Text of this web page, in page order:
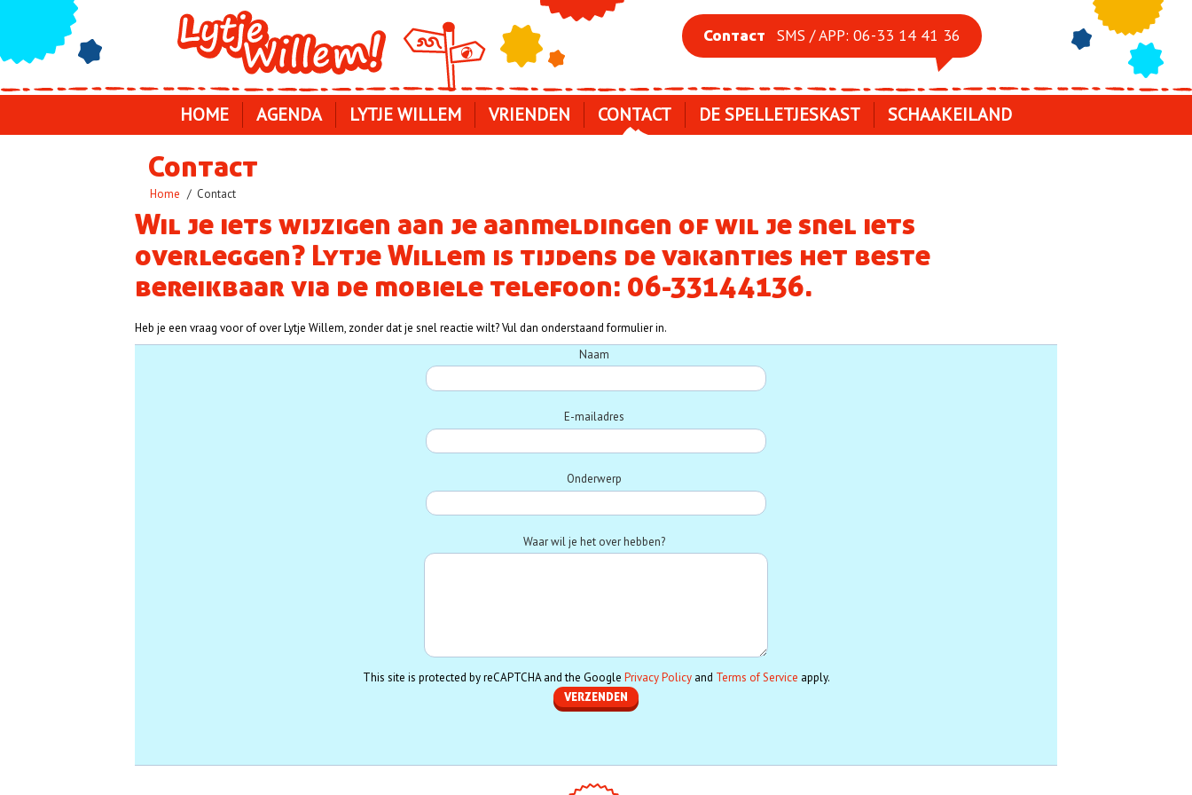
navigation
Contact SMS / APP: 06-33 14 41 36
HOME AGENDA LYTJE WILLEM VRIENDEN CONTACT DE SPELLETJESKAST SCHAAKEILAND
Contact
Kruimelpad
Home Contact
Wil je iets wijzigen aan je aanmeldingen of wil je snel iets
overleggen? Lytje Willem is tijdens de vakanties het beste
bereikbaar via de mobiele telefoon: 06-33144136.
Heb je een vraag voor of over Lytje Willem, zonder dat je snel reactie wilt? Vul dan onderstaand formulier in.
Naam
E-mailadres
Onderwerp
Waar wil je het over hebben?
This site is protected by reCAPTCHA and the Google Privacy Policyand Terms of Service apply.